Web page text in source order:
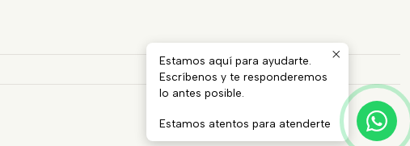
Estamos aquí para ayudarte.
Escríbenos y te responderemos
lo antes posible.
Estamos atentos para atenderte